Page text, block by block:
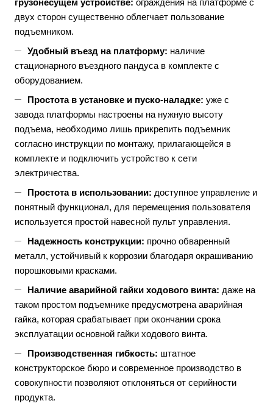
грузонесущем устройстве: ограждения на платформе с
двух сторон существенно облегчает пользование
подъемником.
Удобный въезд на платформу: наличие
стационарного въездного пандуса в комплекте с
оборудованием.
Простота в установке и пуско-наладке: уже с
завода платформы настроены на нужную высоту
подъема, необходимо лишь прикрепить подъемник
согласно инструкции по монтажу, прилагающейся в
комплекте и подключить устройство к сети
электричества.
Простота в использовании: доступное управление и
понятный функционал, для перемещения пользователя
используется простой навесной пульт управления.
Надежность конструкции: прочно обваренный
металл, устойчивый к коррозии благодаря окрашиванию
порошковыми красками.
Наличие аварийной гайки ходового винта: даже на
таком простом подъемнике предусмотрена аварийная
гайка, которая срабатывает при окончании срока
эксплуатации основной гайки ходового винта.
Производственная гибкость: штатное
конструкторское бюро и современное производство в
совокупности позволяют отклоняться от серийности
продукта.